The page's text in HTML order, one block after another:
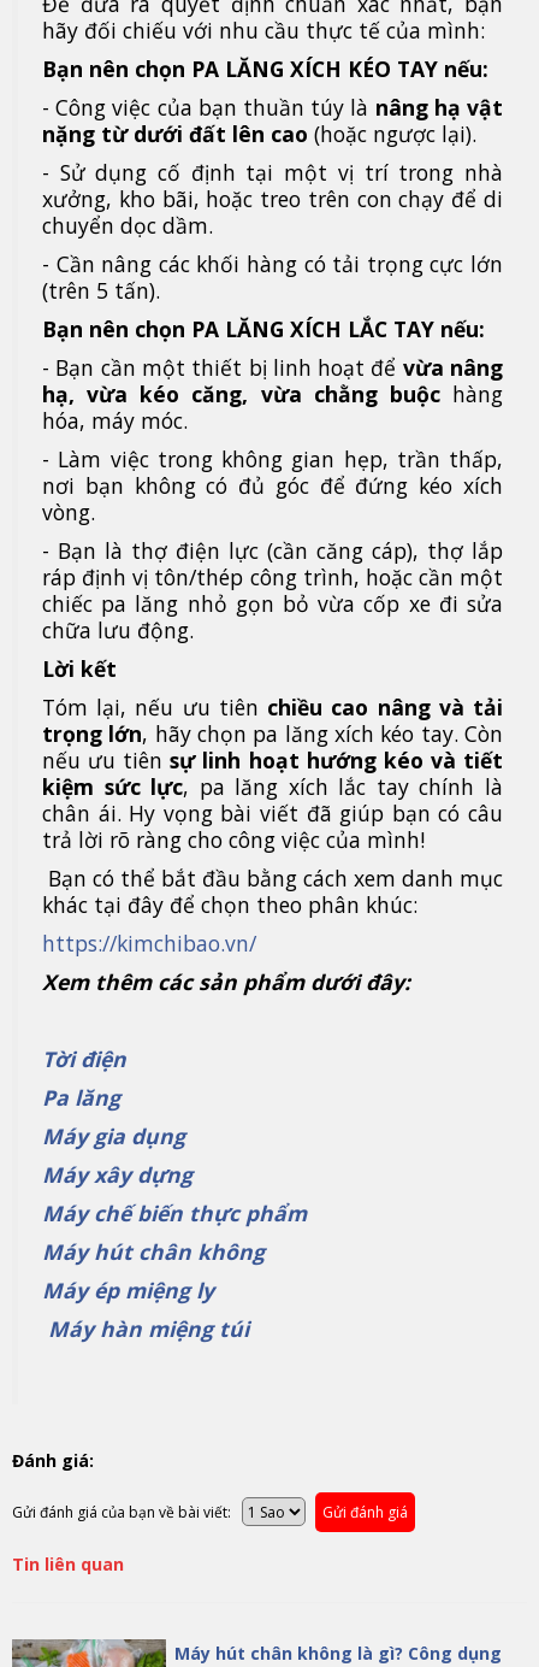
hãy đối chiếu với nhu cầu thực tế của mình:
Bạn nên chọn PA LĂNG XÍCH KÉO TAY nếu:
- Công việc của bạn thuần túy là nâng hạ vật
nặng từ dưới đất lên cao (hoặc ngược lại).
- Sử dụng cố định tại một vị trí trong nhà
xưởng, kho bãi, hoặc treo trên con chạy để di
chuyển dọc dầm.
- Cần nâng các khối hàng có tải trọng cực lớn
(trên 5 tấn).
Bạn nên chọn PA LĂNG XÍCH LẮC TAY nếu:
- Bạn cần một thiết bị linh hoạt để vừa nâng
hạ, vừa kéo căng, vừa chằng buộchàng
hóa, máy móc.
- Làm việc trong không gian hẹp, trần thấp,
nơi bạn không có đủ góc để đứng kéo xích
vòng.
- Bạn là thợ điện lực (cần căng cáp), thợ lắp
ráp định vị tôn/thép công trình, hoặc cần một
chiếc pa lăng nhỏ gọn bỏ vừa cốp xe đi sửa
chữa lưu động.
Lời kết
Tóm lại, nếu ưu tiên chiều cao nâng và tải
trọng lớn, hãy chọn pa lăng xích kéo tay. Còn
nếu ưu tiênsự linh hoạt hướng kéo và tiết
kiệm sức lực, pa lăng xích lắc tay chính là
chân ái. Hy vọng bài viết đã giúp bạn có câu
trả lời rõ ràng cho công việc của mình!
Bạn có thể bắt đầu bằng cách xem danh mục
khác tại đây để chọn theo phân khúc:
https://kimchibao.vn/
Xem thêm các sản phẩm dưới đây:
Tời điện
Pa lăng
Máy gia dụng
Máy xây dựng
Máy chế biến thực phẩm
Máy hút chân không
Máy ép miệng ly
Máy hàn miệng túi
Đánh giá:
Gửi đánh giá của bạn về bài viết: Gửi đánh giá
Tin liên quan
Máy hút chân không là gì? Công dụng